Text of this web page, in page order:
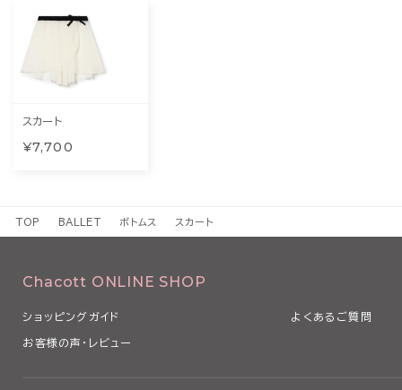
スカート
¥7,700
TOP BALLET ボトムス スカート
Chacott ONLINE SHOP
ショッピングガイド よくあるご質問
お客様の声・レビュー